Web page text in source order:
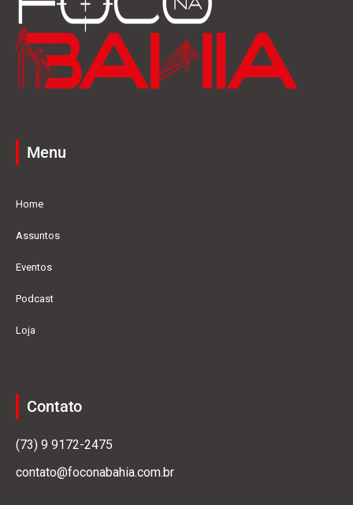
Menu
Home
Assuntos
Eventos
Podcast
Loja
Contato
(73) 9 9172-2475
contato@foconabahia.com.br